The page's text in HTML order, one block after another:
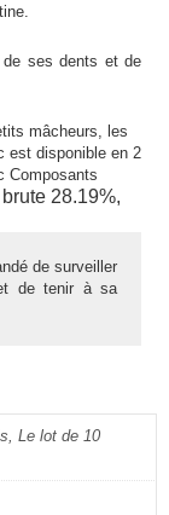
de ses dents et de
mâcheurs, les
est disponible en 2
Composants
28.19%,
de surveiller
de tenir à sa
Le lot de 10